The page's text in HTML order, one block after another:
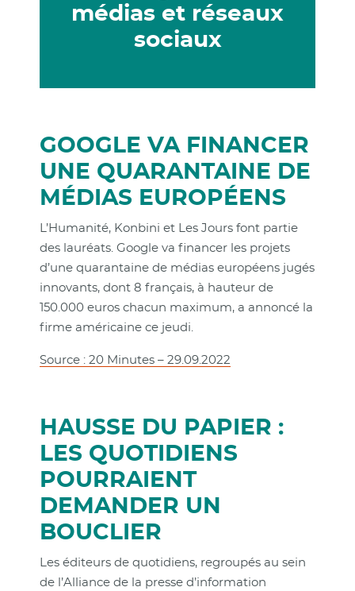
médias et réseaux
sociaux
GOOGLE VA FINANCER
UNE QUARANTAINE DE
MÉDIAS EUROPÉENS
L’Humanité, Konbini et Les Jours font partie
des lauréats. Google va financer les projets
d’une quarantaine de médias européens jugés
innovants, dont 8 français, à hauteur de
150.000 euros chacun maximum, a annoncé la
firme américaine ce jeudi.
Source : 20 Minutes – 29.09.2022
HAUSSE DU PAPIER :
LES QUOTIDIENS
POURRAIENT
DEMANDER UN
BOUCLIER
Les éditeurs de quotidiens, regroupés au sein
de l’Alliance de la presse d’information